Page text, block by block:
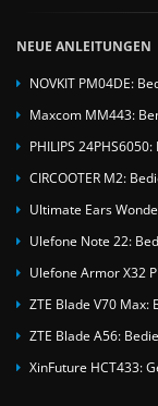
NEUE ANLEITUNGEN
NOVKIT PM04DE:
Maxcom MM443:
PHILIPS
CIRCOOTER M2:
Ultimate Ears
Ulefone Note 22:
Ulefone Armor X32
ZTE Blade V70 Max:
ZTE Blade A56:
XinFuture HCT433: